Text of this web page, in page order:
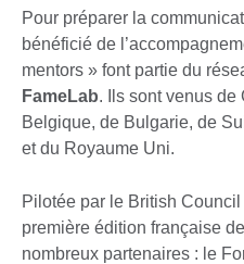
Pour préparer la
bénéficié de
mentors » font partie du
FameLab. Ils sont venus de
Belgique, de Bulgarie, de
et du Royaume Uni.
Pilotée par le British
première édition française
nombreux partenaires : le